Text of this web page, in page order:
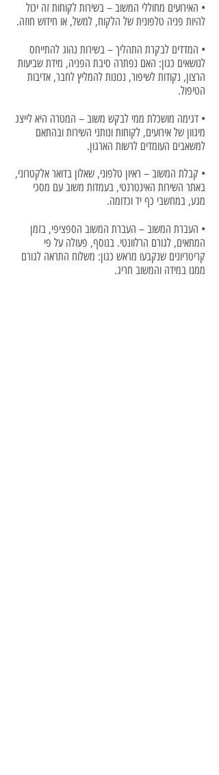
• האירועים מחוללי המשוב – בשירות לקוחות זה יכול
להיות פניה טלפונית של הלקוח, למשל, או חידוש חוזה.
• המדדים לבקרת התהליך – בשירות נהוג להתייחס
לנושאים כגון: האם נפתרה סיבת הפניה, מידת שביעות
הרצון, נקודות לשיפור, נכונות להמליץ לחבר, אדיבות
הטיפול.
• דגימה מושכלת ממי לבקש משוב – המטרה היא לייצג
מיגוון של אירועים, לקוחות ונותני השירות ובהתאם
למשאבים העומדים לרשות הארגון.
• קבלת המשוב – ראיון טלפוני, שאלון בדואר אלקטרוני,
באתר השירות האינטרנטי, בעמדות משוב עם מסכי
מגע, במחשבי כף יד וכדומה.
• העברת המשוב – העברת המשוב הספציפי, בזמן
המתאים, לגורם הרלוונטי. בנוסף, פעולה על פי
קריטריונים שנקבעו מראש כגון: משלוח התראה לגורם
ממנו במידה והמשוב חריג.